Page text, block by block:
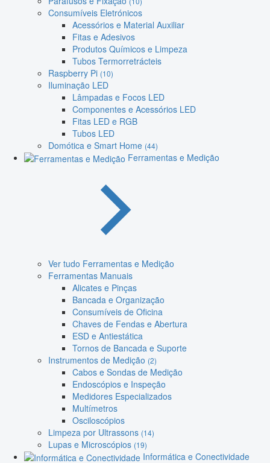
Consumíveis Eletrónicos
Acessórios e Material Auxiliar
Fitas e Adesivos
Produtos Químicos e Limpeza
Tubos Termorretrácteis
Raspberry Pi (10)
Iluminação LED
Lâmpadas e Focos LED
Componentes e Acessórios LED
Fitas LED e RGB
Tubos LED
Domótica e Smart Home (44)
Ferramentas e Medição
Ver tudo Ferramentas e Medição
Ferramentas Manuais
Alicates e Pinças
Bancada e Organização
Consumíveis de Oficina
Chaves de Fendas e Abertura
ESD e Antiestática
Tornos de Bancada e Suporte
Instrumentos de Medição (2)
Cabos e Sondas de Medição
Endoscópios e Inspeção
Medidores Especializados
Multímetros
Osciloscópios
Limpeza por Ultrassons (14)
Lupas e Microscópios (19)
Informática e Conectividade